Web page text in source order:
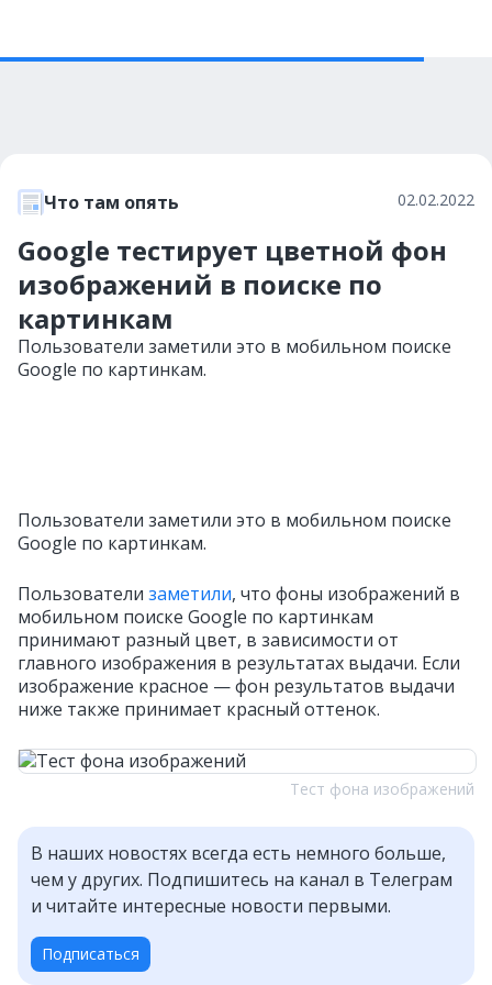
Что там опять 02.02.2022
Google тестирует цветной фон
изображений в поиске по
картинкам
Пользователи заметили это в мобильном поиске
Google по картинкам.
Пользователи заметили это в мобильном поиске
Google по картинкам.
Пользователи заметили, что фоны изображений в
мобильном поиске Google по картинкам
принимают разный цвет, в зависимости от
главного изображения в результатах выдачи. Если
изображение красное — фон результатов выдачи
ниже также принимает красный оттенок.
Тест фона изображений
В наших новостях всегда есть немного больше,
чем у других. Подпишитесь на канал в Телеграм
и читайте интересные новости первыми.
Подписаться